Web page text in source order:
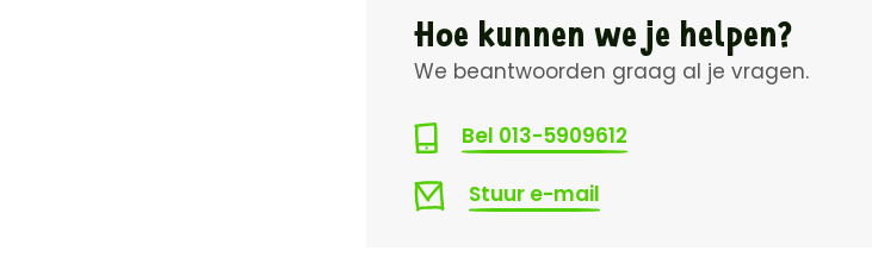
Hoe kunnen we je helpen?
We beantwoorden graag al je vragen.
Bel 013-5909612
Stuur e-mail